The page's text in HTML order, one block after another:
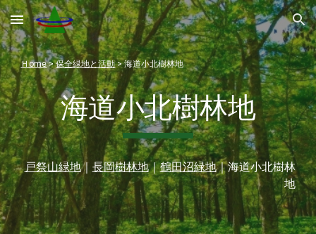
Skip to main content Skip to navigation
Ｈome> 保全緑地と活動 >海道小北樹林地
海道小北樹林地
戸祭山緑地｜ 長岡樹林地｜鶴田沼緑地｜海道小北樹林
地